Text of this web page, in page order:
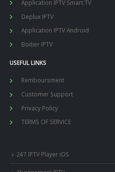
Application IPTV Smart TV
Deplux IPTV
Application IPTV Android
Boitier IPTV
USEFUL LINKS
Remboursment
Customer Support
Privacy Policy
TERMS OF SERVICE
247 IPTV Player iOS